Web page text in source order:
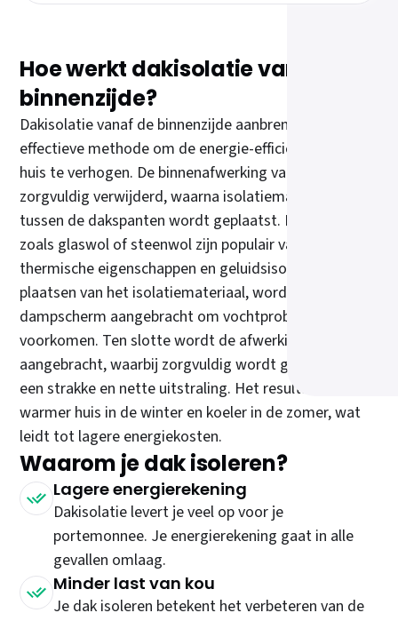
Hoe werkt dakisolatie vanaf de
binnenzijde?
Dakisolatie vanaf de binnenzijde aanbrengen is een
effectieve methode om de energie-efficiëntie van je
huis te verhogen. De binnenafwerking van je dak word
zorgvuldig verwijderd, waarna isolatiemateriaal
tussen de dakspanten wordt geplaatst. Materialen
zoals glaswol of steenwol zijn populair vanwege hun
thermische eigenschappen en geluidsisolatie. Na het
plaatsen van het isolatiemateriaal, wordt een
dampscherm aangebracht om vochtproblemen te
voorkomen. Ten slotte wordt de afwerking opnieuw
aangebracht, waarbij zorgvuldig wordt gezorgd voor
een strakke en nette uitstraling. Het resultaat is een
warmer huis in de winter en koeler in de zomer, wat
leidt tot lagere energiekosten.
Waarom je dak isoleren?
Lagere energierekening
Dakisolatie levert je veel op voor je
portemonnee. Je energierekening gaat in alle
gevallen omlaag.
Minder last van kou
Je dak isoleren betekent het verbeteren van de